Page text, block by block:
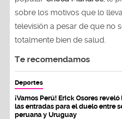
sobre los motivos que lo
televisión a pesar de que no
totalmente bien de salud.
Te recomendamos
Deportes
¡Vamos Perú! Erick Osores
las entradas para el duelo entre
peruana y Uruguay